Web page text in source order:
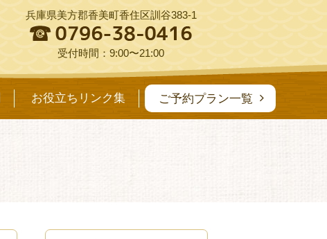
兵庫県美方郡香美町香住区訓谷383-1
受付時間：9:00〜21:00
お役立ちリンク集 ご予約プラン一覧